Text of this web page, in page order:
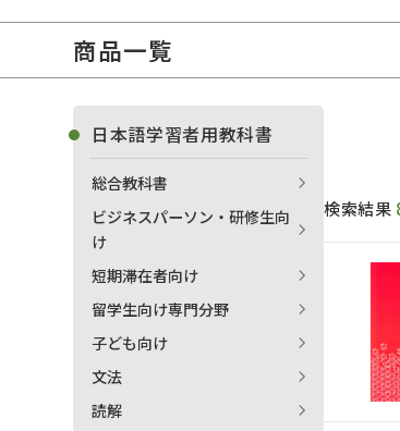
留学生向け専門分
読解
練習問題
各種試験対策
日本語学習関連
カード・ゲーム・
韓国語辞典
ドイツ語辞典
各国語辞典
語学・文法辞典
音声・音韻
文法
試験対策
多言語社会・言
定期刊行物
商品一覧
検索結果
日本語学習者用教科書
総合教科書
ビジネスパーソン・研修生向
け
短期滞在者向け
留学生向け専門分野
子ども向け
文法
読解